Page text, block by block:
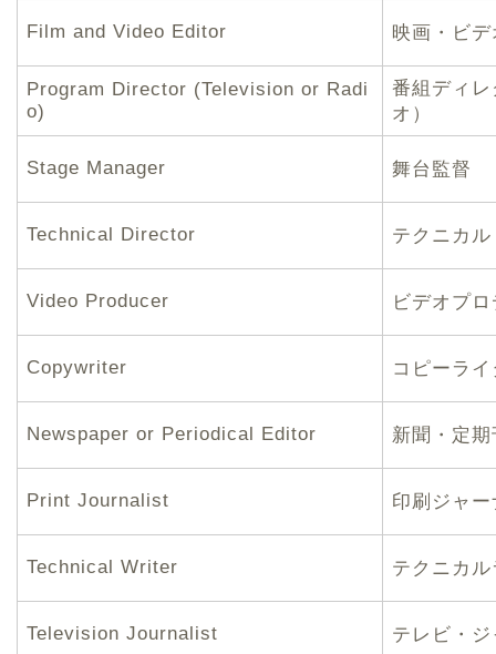
Film and Video Editor 映画・ビ
Program Director (Television or Radi
o)
番組ディ
オ）
Stage Manager 舞台監督
Technical Director テクニカ
Video Producer ビデオプ
Copywriter コピーラ
Newspaper or Periodical Editor 新聞・定
Print Journalist 印刷ジャ
Technical Writer テクニカ
Television Journalist テレビ・